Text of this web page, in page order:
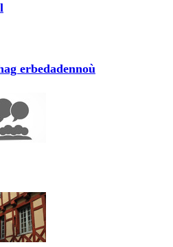
erbedadennoù